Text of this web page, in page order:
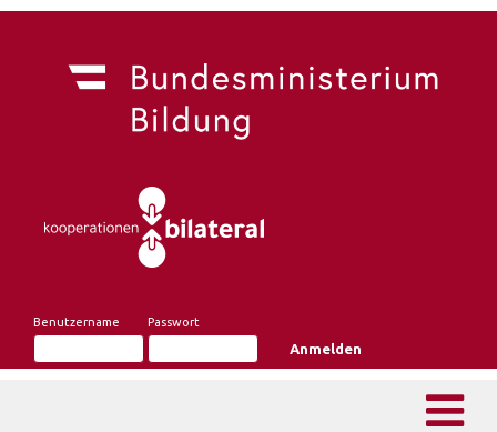
Benutzername Passwort